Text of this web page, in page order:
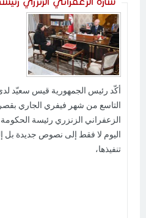
أكّد رئيس الجمهورية قيس سعيّد
التاسع من شهر فيفري الجاري
الزعفراني الزنزري رئيسة
اليوم لا فقط إلى نصوص جديدة بل
تنفيذها،